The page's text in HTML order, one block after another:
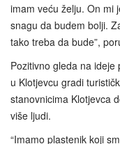
imam veću želju. On mi
snagu da budem bolji.
tako treba da bude”,
Pozitivno gleda na
u Klotjevcu gradi
stanovnicima Klotjevca
više ljudi.
“Imamo plastenik koji